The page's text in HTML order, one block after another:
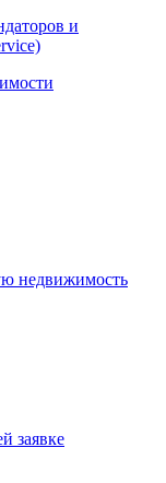
и
недвижимость
заявке